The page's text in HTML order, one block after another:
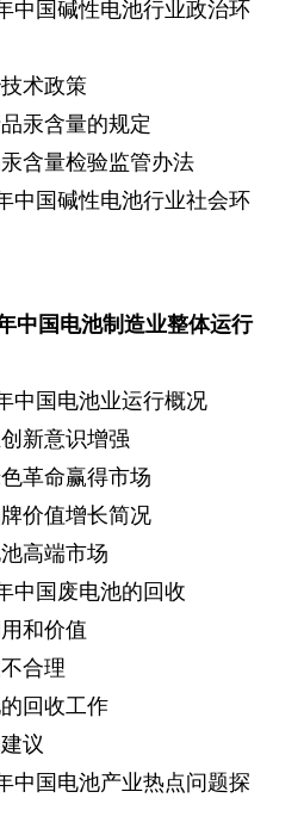
中国碱性电池行业政治环
术政策
汞含量的规定
含量检验监管办法
中国碱性电池行业社会环
中国电池制造业整体运行
中国电池业运行概况
新意识增强
革命赢得市场
价值增长简况
高端市场
中国废电池的回收
和价值
合理
回收工作
议
中国电池产业热点问题探